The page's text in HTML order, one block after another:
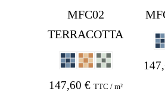
MFC02
TERRACOTTA
147,60 € TTC / m²